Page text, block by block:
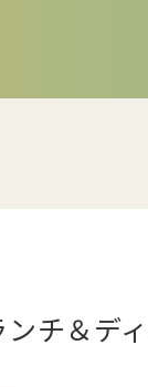
チ＆デ